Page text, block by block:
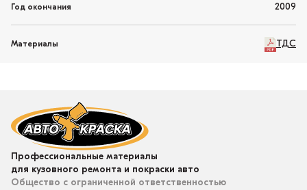
Год окончания 2009
Материалы ТДС
Профессиональные материалы
для кузовного ремонта и покраски авто
Общество с ограниченной ответственностью